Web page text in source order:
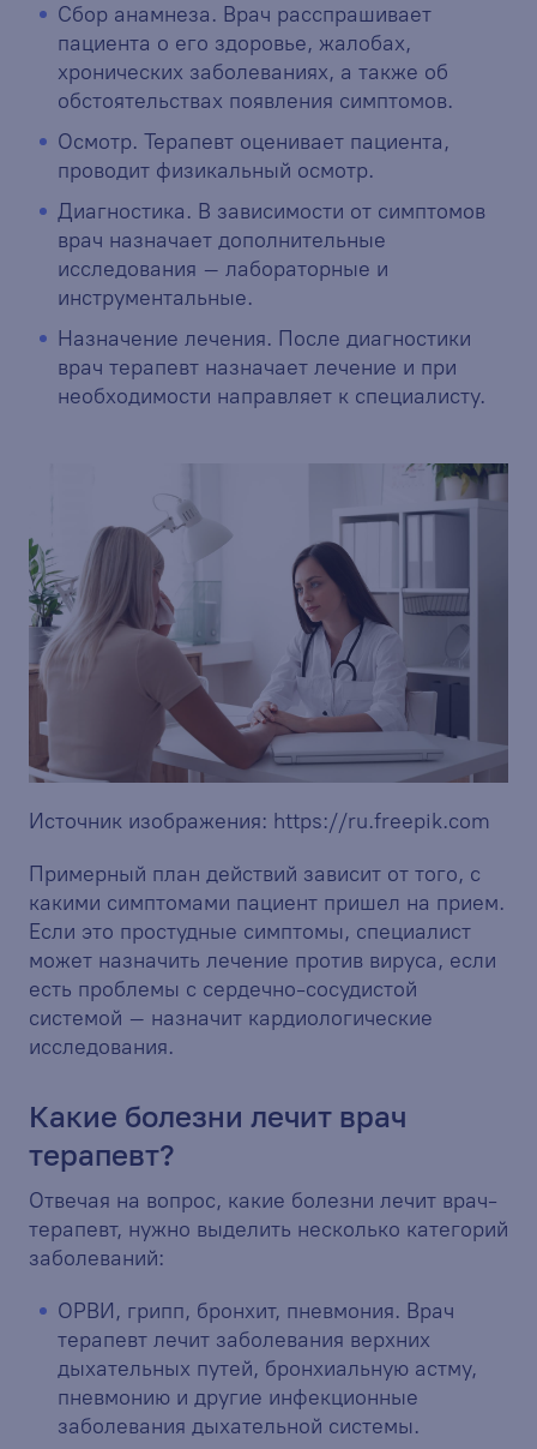
Сбор анамнеза. Врач расспрашивает
пациента о его здоровье, жалобах,
хронических заболеваниях, а также об
обстоятельствах появления симптомов.
Осмотр. Терапевт оценивает пациента,
проводит физикальный осмотр.
Диагностика. В зависимости от симптомов
врач назначает дополнительные
исследования – лабораторные и
инструментальные.
Назначение лечения. После диагностики
врач терапевт назначает лечение и при
необходимости направляет к специалисту.
Источник изображения: https://ru.freepik.com
Примерный план действий зависит от того, с
какими симптомами пациент пришел на прием.
Если это простудные симптомы, специалист
может назначить лечение против вируса, если
есть проблемы с сердечно-сосудистой
системой – назначит кардиологические
исследования.
Какие болезни лечит врач
терапевт?
Отвечая на вопрос, какие болезни лечит врач-
терапевт, нужно выделить несколько категорий
заболеваний:
ОРВИ, грипп, бронхит, пневмония. Врач
терапевт лечит заболевания верхних
дыхательных путей, бронхиальную астму,
пневмонию и другие инфекционные
заболевания дыхательной системы.